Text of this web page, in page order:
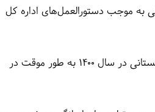
به موجب دستورالعمل‌های اداره کل
۵- مقررات این مصوبه شامل حال دانش آموزان و دانشجویانی که در ایام تعطیلات تابستانی در سال ۱۴۰۰ به طور موقت در